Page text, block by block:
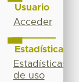
Usuario
Acceder
Estadísticas
Estadísticas
de uso